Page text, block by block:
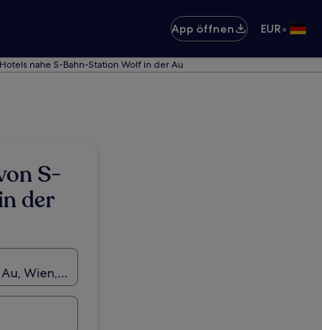
App öffnen
EUR•
Hotels nahe S-Bahn-Station Wolf in der Au
S-
der